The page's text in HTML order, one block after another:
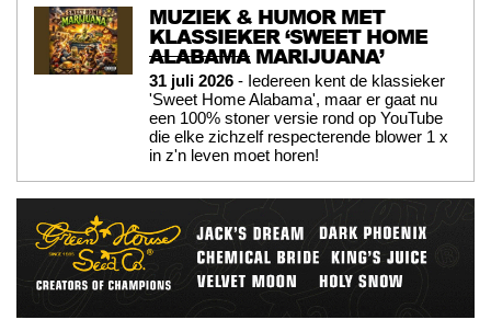
MUZIEK & HUMOR MET
KLASSIEKER ‘SWEET HOME
ALABAMAMARIJUANA’
31 juli 2026 - Iedereen kent de klassieker
'Sweet Home Alabama', maar er gaat nu
een 100% stoner versie rond op YouTube
die elke zichzelf respecterende blower 1 x
in z'n leven moet horen!